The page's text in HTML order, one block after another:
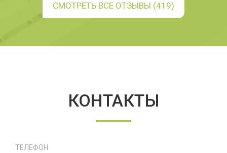
СМОТРЕТЬ ВСЕ ОТЗЫВЫ (419)
КОНТАКТЫ
ТЕЛЕФОН